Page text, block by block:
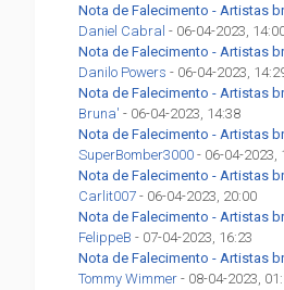
Nota de Falecimento - Artistas
Daniel Cabral - 06-04-2023,
Nota de Falecimento - Artistas
Danilo Powers - 06-04-2023,
Nota de Falecimento - Artistas
Bruna' - 06-04-2023, 14:38
Nota de Falecimento - Artistas
SuperBomber3000 - 06-04-2023,
Nota de Falecimento - Artistas
Carlit007 - 06-04-2023, 20:00
Nota de Falecimento - Artistas
FelippeB - 07-04-2023, 16:23
Nota de Falecimento - Artistas
Tommy Wimmer - 08-04-2023,